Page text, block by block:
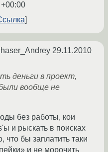
29.11.2010
деньги в проект,
вообще не
без работы, кои
и рыскать в поисках
что бы заплатить таки
и не морочить